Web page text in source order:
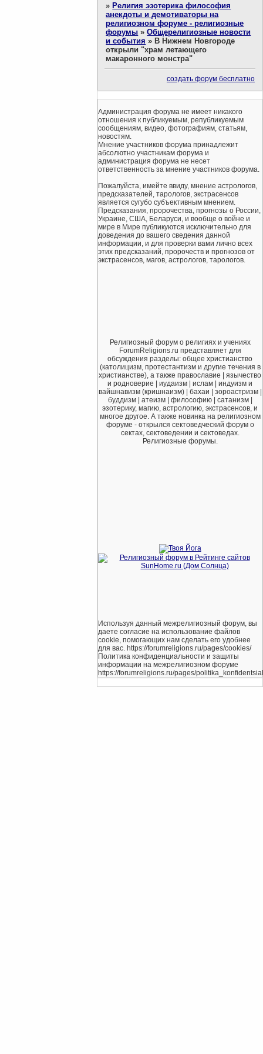
» Религия эзотерика философия
анекдоты и демотиваторы на
религиозном форуме - религиозные
форумы »Общерелигиозные новости
и события » В Нижнем Новгороде
открыли "храм летающего
макаронного монстра"
создать форум бесплатно
Администрация форума не имеет никакого
отношения к публикуемым, републикуемым
сообщениям, видео, фотографиям, статьям,
новостям.
Мнение участников форума принадлежит
абсолютно участникам форума и
администрация форума не несет
ответственность за мнение участников форума.
Пожалуйста, имейте ввиду, мнение астрологов,
предсказателей, тарологов, экстрасенсов
является сугубо субъективным мнением.
Предсказания, пророчества, прогнозы о России,
Украине, США, Беларуси, и вообще о войне и
мире в Мире публикуются исключительно для
доведения до вашего сведения данной
информации, и для проверки вами лично всех
этих предсказаний, пророчеств и прогнозов от
экстрасенсов, магов, астрологов, тарологов.
Религиозный форум о религиях и учениях
ForumReligions.ru представляет для
обсуждения разделы: общее христианство
(католицизм, протестантизм и другие течения в
христианстве), а также православие | язычество
и родноверие | иудаизм | ислам | индуизм и
вайшнавизм (кришнаизм) | бахаи | зороастризм |
буддизм | атеизм | философию | сатанизм |
эзотерику, магию, астрологию, экстрасенсов, и
многое другое. А также новинка на религиозном
форуме - открылся сектоведческий форум о
сектах, сектоведении и сектоведах.
Религиозные форумы.
Используя данный межрелигиозный форум, вы
даете согласие на использование файлов
cookie, помогающих нам сделать его удобнее
для вас. https://forumreligions.ru/pages/cookies/
Политика конфиденциальности и защиты
информации на межрелигиозном форуме
https://forumreligions.ru/pages/